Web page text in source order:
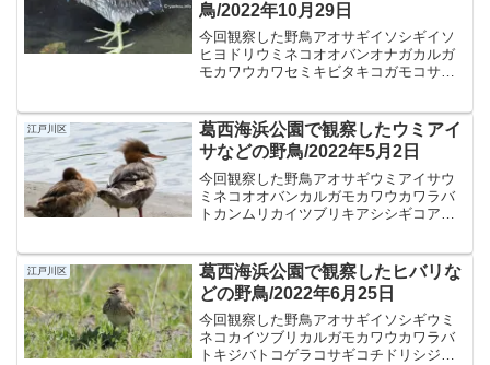
鳥/2022年10月29日
今回観察した野鳥アオサギイソシギイソ
ヒヨドリウミネコオオバンオナガカルガ
モカワウカワセミキビタキコガモコサギ
ホシゴイ（ゴイサギの幼鳥）ホシハジロ
ミサゴユリカモメ探鳥記録...
江戸川区
葛西海浜公園で観察したウミアイ
サなどの野鳥/2022年5月2日
今回観察した野鳥アオサギウミアイサウ
ミネコオオバンカルガモカワウカワラバ
トカンムリカイツブリキアシシギコアジ
ヤコドリムクドリ探鳥記録日時：
2022/05/02（月）am...
江戸川区
葛西海浜公園で観察したヒバリな
どの野鳥/2022年6月25日
今回観察した野鳥アオサギイソシギウミ
ネコカイツブリカルガモカワウカワラバ
トキジバトコゲラコサギコチドリシジュ